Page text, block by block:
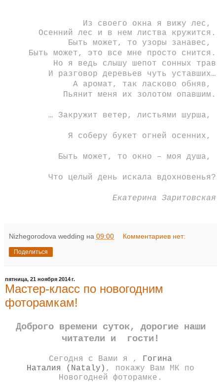
Из своего окна я вижу лес,
Осенний лес и в нем листва кружится.
Быть может, то узоры занавес,
Быть может, это все мне просто снится.
Но я ведь слышу шепот сонных трав
И разговор деревьев чуть уставших…
А аромат, так ласково обняв,
Пьянит меня их золотом опавшим.
… Закружит ветер, листьями шурша,
Я соберу букет огней осенних,
Быть может, то окно – моя душа,
Что целый день искала вдохновенья?
Екатерина Заритовская
Nizhegorodova wedding на 09:00 Комментариев нет:
Поделиться
пятница, 21 ноября 2014 г.
Мастер-класс по новогодним
фоторамкам!
Доброго времени суток, дорогие наши
читатели и гости!
Сегодня с Вами я , Гогина
Наталия
(Nataly) , покажу Вам МК по
Новогодней фоторамке.